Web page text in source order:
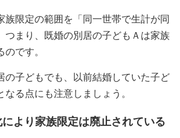
限定の範囲を「同一世帯で生計が同
つまり、既婚の別居の子どもＡは家族
です。
子どもでも、以前結婚していた子ど
なる点にも注意しましょう。
より家族限定は廃止されている